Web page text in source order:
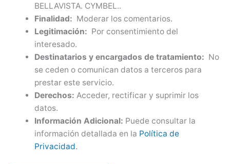
BELLAVISTA. CYMBEL..
Finalidad: Moderar los comentarios.
Legitimación: Por consentimiento del
interesado.
Destinatarios y encargados de tratamiento: No
se ceden o comunican datos a terceros para
prestar este servicio.
Derechos: Acceder, rectificar y suprimir los
datos.
Información Adicional: Puede consultar la
información detallada en la Política de
Privacidad.